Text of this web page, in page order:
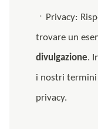
ㆍPrivacy:
trovare un
divulgazione.
i nostri termini
privacy.